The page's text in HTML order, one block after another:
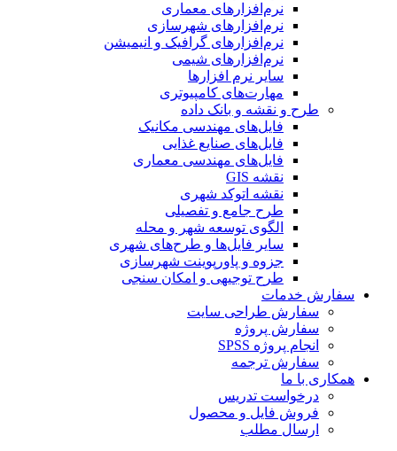
نرم‌افزارهای معماری
نرم‌افزارهای شهرسازی
نرم‌افزارهای گرافیک و انیمیشن
نرم‌افزارهای شیمی
سایر نرم افزارها
مهارت‌های کامپیوتری
طرح و نقشه و بانک داده
فایل‌های مهندسی مکانیک
فایل‌های صنایع غذایی
فایل‌های مهندسی معماری
نقشه GIS
نقشه اتوکد شهری
طرح جامع و تفصیلی
الگوی توسعه شهر و محله
سایر فایل‌ها و طرح‌های شهری
جزوه و پاورپوینت شهرسازی
طرح توجیهی و امکان سنجی
سفارش خدمات
سفارش طراحی سایت
سفارش پروژه
انجام پروژه SPSS
سفارش ترجمه
همکاری با ما
درخواست تدریس
فروش فایل و محصول
ارسال مطلب